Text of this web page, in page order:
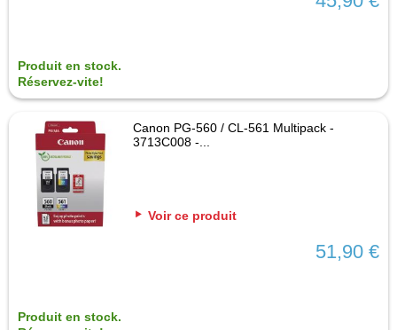
Produit en stock.
Réservez-vite!
Canon PG-560 / CL-561 Multipack -
3713C008 -...
Voir ce produit
51,90 €
Produit en stock.